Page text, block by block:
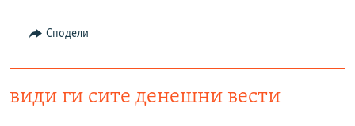
Сподели
види ги сите денешни вести